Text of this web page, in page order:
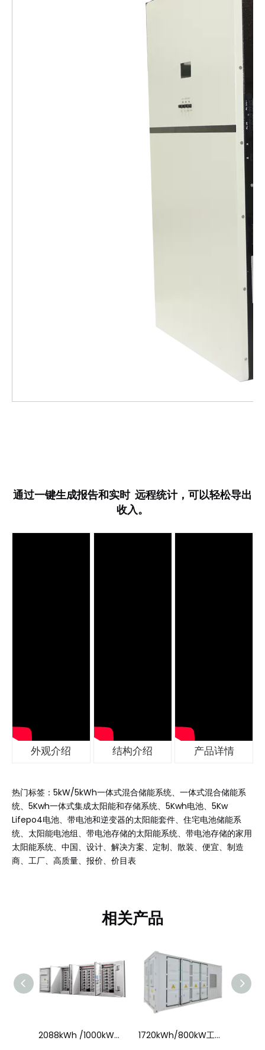
通过一键生成报告和实时 远程统计，可以轻松导出
收入。
外观介绍 结构介绍 产品详情
热门标签：5kW/5kWh一体式混合储能系统、一体式混合储能系
统、5Kwh一体式集成太阳能和存储系统、5Kwh电池、5Kw
Lifepo4电池、带电池和逆变器的太阳能套件、住宅电池储能系
统、太阳能电池组、带电池存储的太阳能系统、带电池存储的家用
太阳能系统、中国、设计、解决方案、定制、散装、便宜、制造
商、工厂、高质量、报价、价目表
相关产品
2088kWh /1000kW工商业储能系统 1720kWh/800kW工商业储能系统